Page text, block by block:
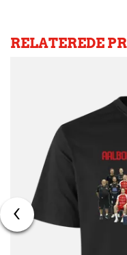
RELATEREDE
‹